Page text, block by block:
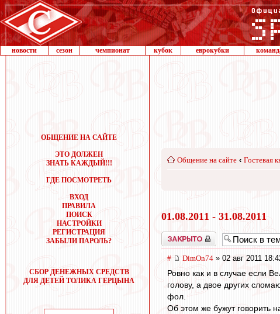
новости сезон чемпионат кубок еврокубки
ОБЩЕНИЕ НА САЙТЕ
ЭТО ДОЛЖЕН
ЗНАТЬ КАЖДЫЙ!!!
ГДЕ ПОСМОТРЕТЬ
ВХОД
ПРАВИЛА
ПОИСК
НАСТРОЙКИ
РЕГИСТРАЦИЯ
ЗАБЫЛИ ПАРОЛЬ?
СБОР ДЕНЕЖНЫХ СРЕДСТВ
ДЛЯ ДЕТЕЙ ТОЛИКА ГЕРЦЫНА
Общение на сайте ‹ Гостевая
01.08.2011 - 31.08.2011
Закрыто
# DimOn74 » 02 авг 2011
Ровно как и в случае если
голову, а двое других
фол.
Об этом же бужут говорить